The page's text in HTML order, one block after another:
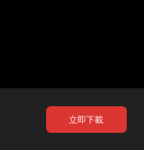
立即下載